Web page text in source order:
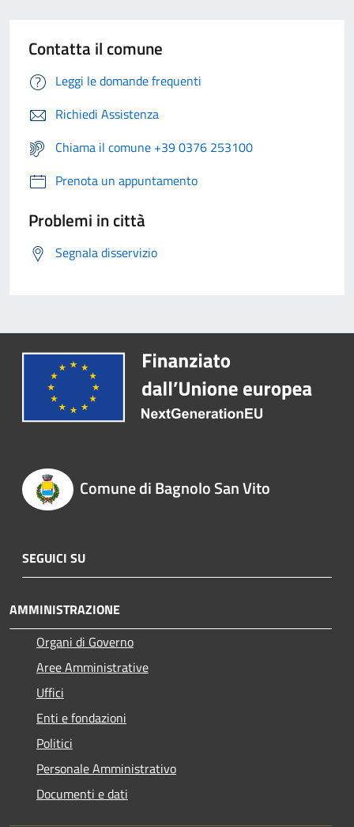
Contatta il comune
Leggi le domande frequenti
Richiedi Assistenza
Chiama il comune +39 0376 253100
Prenota un appuntamento
Problemi in città
Segnala disservizio
Comune di Bagnolo San Vito
SEGUICI SU
AMMINISTRAZIONE
Organi di Governo
Aree Amministrative
Uffici
Enti e fondazioni
Politici
Personale Amministrativo
Documenti e dati